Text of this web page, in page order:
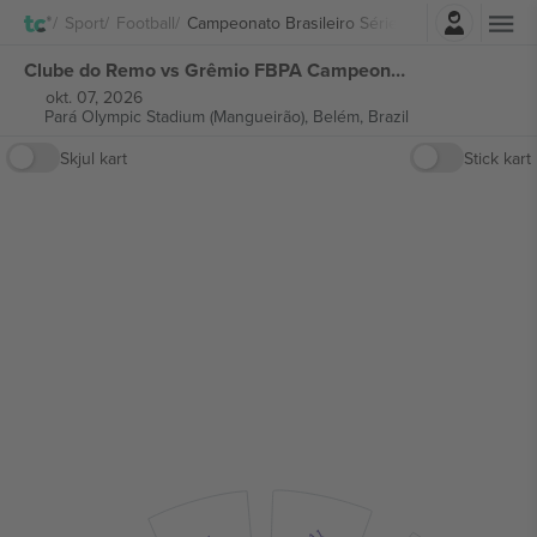
Sport Football Campeonato Brasileiro Série A
Logg Inn
Clube do Remo vs Grêmio FBPA Campeonato Brasileiro Série A billetter
okt. 07, 2026
Pará Olympic Stadium (Mangueirão), Belém, Brazil
Skjul kart
Stick kart